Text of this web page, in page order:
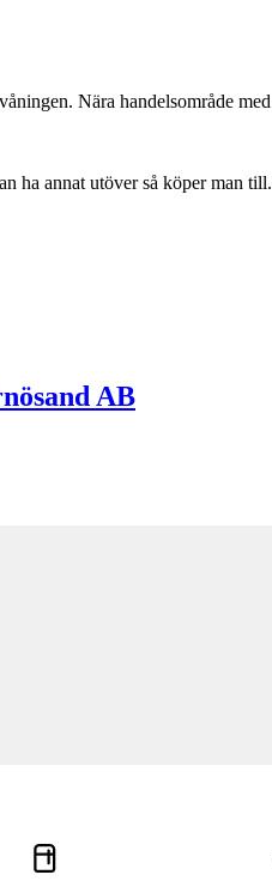
våningen. Nära handelsområde med
ha annat utöverså köperman till.
AB